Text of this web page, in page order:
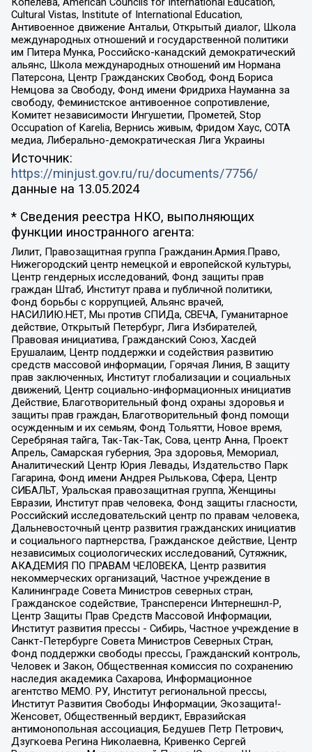
Cultural Vistas, Institute of International Education,
Антивоенное движение Антальи, Открытый диалог, Школа
международных отношений и государственной политики
им Питера Мунка, Российско-канадский демократический
альянс, Школа международных отношений им Нормана
Патерсона, Центр Гражданских Свобод, Фонд Бориса
Немцова за Свободу, Фонд имени Фридриха Науманна за
свободу, Феминистское антивоенное сопротивление,
Комитет независимости Ингушетии, Прометей, Stop
Occupation of Karelia, Вернись живым, Фридом Хаус, СОТА
медиа, Либерально-демократическая Лига Украины
Источник:
https://minjust.gov.ru/ru/documents/7756/
данные на 13.05.2024
* Сведения реестра НКО, выполняющих
функции иностранного агента:
Лилит, Правозащитная группа Гражданин.Армия.Право,
Нижегородский центр немецкой и европейской культуры,
Центр гендерных исследований, Фонд защиты прав
граждан Штаб, Институт права и публичной политики,
Фонд борьбы с коррупцией, Альянс врачей,
НАСИЛИЮ.НЕТ, Мы против СПИДа, СВЕЧА, Гуманитарное
действие, Открытый Петербург, Лига Избирателей,
Правовая инициатива, Гражданский Союз, Хасдей
Ерушалаим, Центр поддержки и содействия развитию
средств массовой информации, Горячая Линия, В защиту
прав заключенных, Институт глобализации и социальных
движений, Центр социально-информационных инициатив
Действие, Благотворительный фонд охраны здоровья и
защиты прав граждан, Благотворительный фонд помощи
осужденным и их семьям, Фонд Тольятти, Новое время,
Серебряная тайга, Так-Так-Так, Сова, центр Анна, Проект
Апрель, Самарская губерния, Эра здоровья, Мемориал,
Аналитический Центр Юрия Левады, Издательство Парк
Гагарина, Фонд имени Андрея Рылькова, Сфера, Центр
СИБАЛЬТ, Уральская правозащитная группа, Женщины
Евразии, Институт прав человека, Фонд защиты гласности,
Российский исследовательский центр по правам человека,
Дальневосточный центр развития гражданских инициатив
и социального партнерства, Гражданское действие, Центр
независимых социологических исследований, Сутяжник,
АКАДЕМИЯ ПО ПРАВАМ ЧЕЛОВЕКА, Центр развития
некоммерческих организаций, Частное учреждение в
Калининграде Совета Министров северных стран,
Гражданское содействие, Трансперенси Интернешнл-Р,
Центр Защиты Прав Средств Массовой Информации,
Институт развития прессы - Сибирь, Частное учреждение в
Санкт-Петербурге Совета Министров Северных Стран,
Фонд поддержки свободы прессы, Гражданский контроль,
Человек и Закон, Общественная комиссия по сохранению
наследия академика Сахарова, Информационное
агентство МЕМО. РУ, Институт региональной прессы,
Институт Развития Свободы Информации, Экозащита!-
Женсовет, Общественный вердикт, Евразийская
антимонопольная ассоциация, Бедушев Петр Петрович,
Дзугкоева Регина Николаевна, Кривенко Сергей